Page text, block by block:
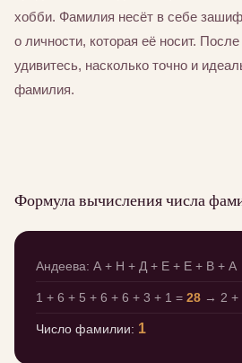
хобби. Фамилия несёт в себе
о личности, которая её носит.
удивитесь, насколько точно и
фамилия.
Формула вычисления числа
Андеева: А + Н + Д + Е + Е + В + А
1 + 6 + 5 + 6 + 6 + 3 + 1 = 28 → 2 +
Число фамилии: 1